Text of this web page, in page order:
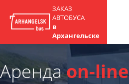
ЗАКАЗ
АВТОБУСА
в
Архангельске
Арендаon-line